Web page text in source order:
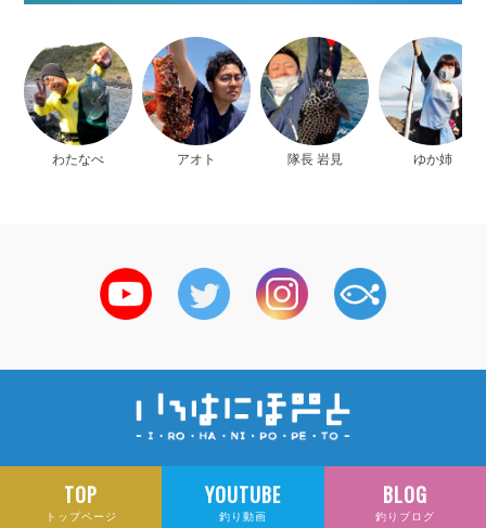
わたなべ アオト 隊長 岩見 ゆか姉
TOP
トップページ
YOUTUBE
釣り動画
BLOG
釣りブログ